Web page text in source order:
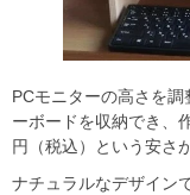
PCモニターの高さを
ーボードを収納でき、
円（税込）という安さ
ナチュラルなデザイン